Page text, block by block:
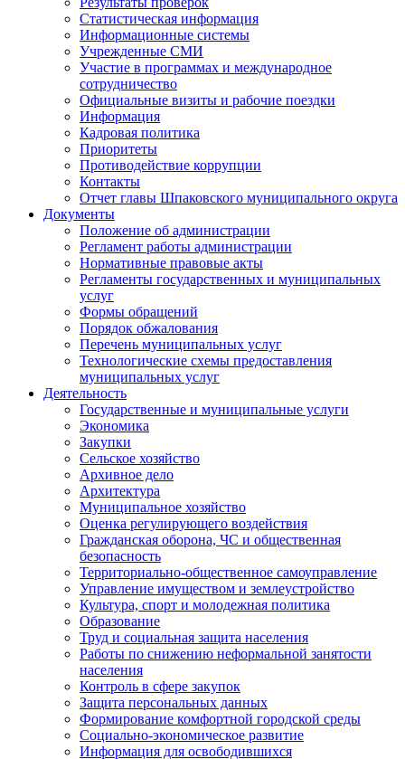
Статистическая информация
Информационные системы
Учрежденные СМИ
Участие в программах и международное
сотрудничество
Официальные визиты и рабочие поездки
Информация
Кадровая политика
Приоритеты
Противодействие коррупции
Контакты
Отчет главы Шпаковского муниципального округа
Документы
Положение об администрации
Регламент работы администрации
Нормативные правовые акты
Регламенты государственных и муниципальных
услуг
Формы обращений
Порядок обжалования
Перечень муниципальных услуг
Технологические схемы предоставления
муниципальных услуг
Деятельность
Государственные и муниципальные услуги
Экономика
Закупки
Сельское хозяйство
Архивное дело
Архитектура
Муниципальное хозяйство
Оценка регулирующего воздействия
Гражданская оборона, ЧС и общественная
безопасность
Территориально-общественное самоуправление
Управление имуществом и землеустройство
Культура, спорт и молодежная политика
Образование
Труд и социальная защита населения
Работы по снижению неформальной занятости
населения
Контроль в сфере закупок
Защита персональных данных
Формирование комфортной городской среды
Социально-экономическое развитие
Информация для освободившихся